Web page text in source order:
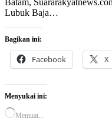
Batam,
Lubuk Baja…
Bagikan ini:
Facebook X
Menyukai ini:
Memuat...